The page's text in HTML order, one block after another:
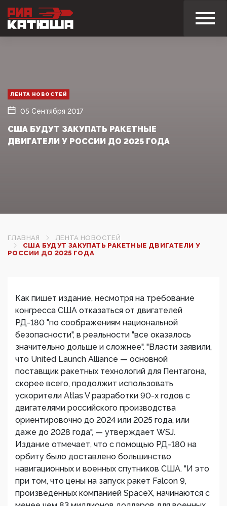
ЛЕНТА НОВОСТЕЙ
05 Сентября 2017
США БУДУТ ЗАКУПАТЬ РАКЕТНЫЕ
ДВИГАТЕЛИ У РОССИИ ДО 2025 ГОДА
ГЛАВНАЯ
ЛЕНТА НОВОСТЕЙ
США БУДУТ ЗАКУПАТЬ РАКЕТНЫЕ ДВИГАТЕЛИ У
РОССИИ ДО 2025 ГОДА
Как пишет издание, несмотря на требование
конгресса США отказаться от двигателей
РД-180 "по соображениям национальной
безопасности", в реальности "все оказалось
значительно дольше и сложнее". "Власти заявили,
что United Launch Alliance — основной
поставщик ракетных технологий для Пентагона,
скорее всего, продолжит использовать
ускорители Atlas V разработки 90-х годов с
двигателями российского производства
ориентировочно до 2024 или 2025 года, или
даже до 2028 года", — утверждает WSJ.
Издание отмечает, что с помощью РД-180 на
орбиту было доставлено большинство
навигационных и военных спутников США. "И это
при том, что цены на запуск ракет Falcon 9,
произведенных компанией SpaceX, начинаются с